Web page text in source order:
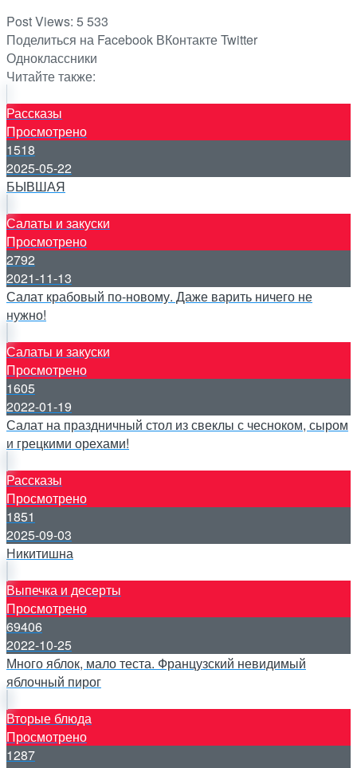
Post Views: 5 533
Поделиться на Facebook ВКонтактеTwitter
Одноклассники
Читайте также:
Рассказы
Просмотрено
1518
2025-05-22
БЫВШАЯ
Салаты и закуски
Просмотрено
2792
2021-11-13
Салат крабовый по-новому. Даже варить ничего не
нужно!
Салаты и закуски
Просмотрено
1605
2022-01-19
Салат на праздничный стол из свеклы с чесноком, сыром
и грецкими орехами!
Рассказы
Просмотрено
1851
2025-09-03
Никитишна
Выпечка и десерты
Просмотрено
69406
2022-10-25
Много яблок, мало теста. Французский невидимый
яблочный пирог
Вторые блюда
Просмотрено
1287